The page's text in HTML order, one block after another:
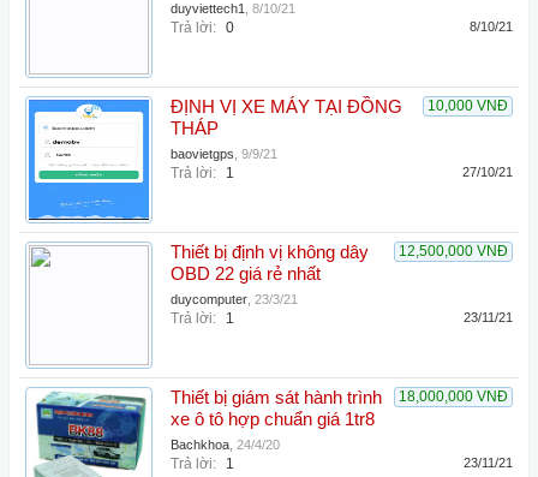
duyviettech1 8/10/21
Trả lời: 0 8/10/21
10,000 VNĐ
ĐỊNH VỊ XE MÁY TẠI ĐỒNG
THÁP
baovietgps 9/9/21
Trả lời: 1 27/10/21
12,500,000 VNĐ
Thiết bị định vị không dây
OBD 22 giá rẻ nhất
duycomputer 23/3/21
Trả lời: 1 23/11/21
18,000,000 VNĐ
Thiết bị giám sát hành trình
xe ô tô hợp chuẩn giá 1tr8
Bachkhoa 24/4/20
Trả lời: 1 23/11/21